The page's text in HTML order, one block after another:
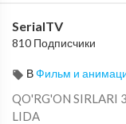
SerialTV
810 Подписчики
ВФильм и
⁣QO'RG'ON SIRLARI
LIDA